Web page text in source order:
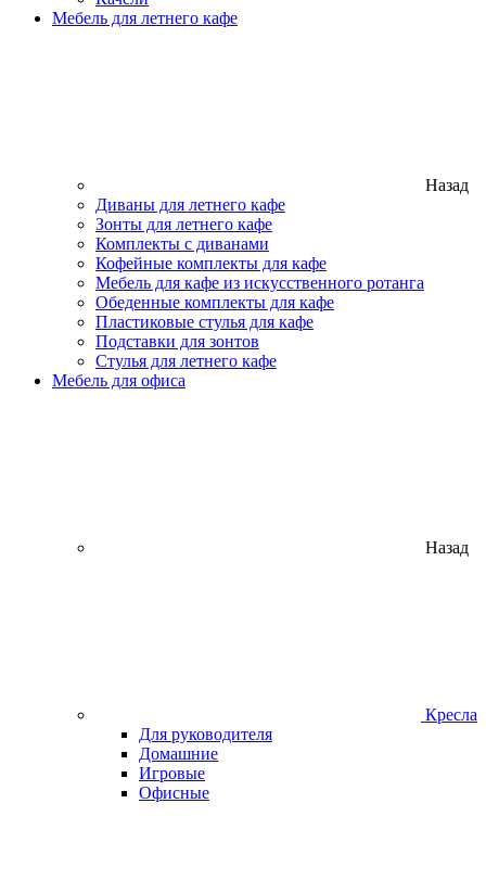
Мебель для летнего кафе
Назад
Диваны для летнего кафе
Зонты для летнего кафе
Комплекты с диванами
Кофейные комплекты для кафе
Мебель для кафе из искусственного ротанга
Обеденные комплекты для кафе
Пластиковые стулья для кафе
Подставки для зонтов
Стулья для летнего кафе
Мебель для офиса
Назад
Кресла
Для руководителя
Домашние
Игровые
Офисные